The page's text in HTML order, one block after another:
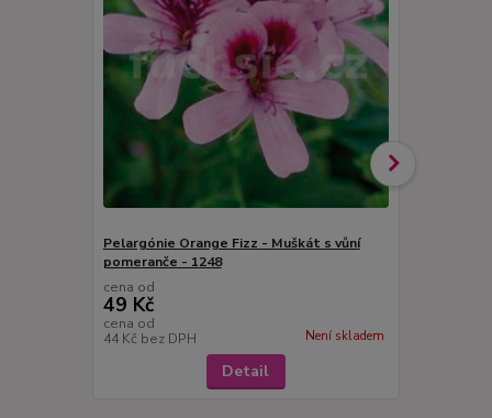
Pelargónie Orange Fizz - Muškát s vůní
pomeranče - 1248
cena od
49 Kč
cena od
44 Kč bez DPH Není skladem
Detail